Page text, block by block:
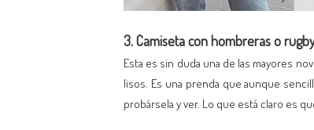
3. Camiseta con hombreras o
Esta es sin duda una de las mayores
lisos. Es una prenda que aunque
probársela y ver. Lo que está claro es